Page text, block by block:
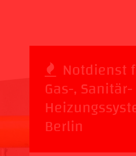
Notdienst
Gas-,
Berlin